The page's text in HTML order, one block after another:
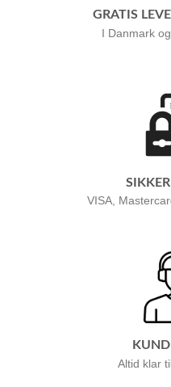
GRATIS
I Danmark
VISA,
Altid klar